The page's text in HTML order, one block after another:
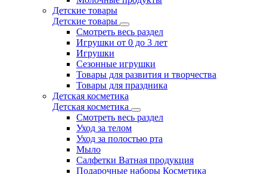
Детские товары
Детские товары
Смотреть весь раздел
Игрушки от 0 до 3 лет
Игрушки
Сезонные игрушки
Товары для развития и творчества
Товары для праздника
Детская косметика
Детская косметика
Смотреть весь раздел
Уход за телом
Уход за полостью рта
Мыло
Салфетки Ватная продукция
Подарочные наборы Косметика